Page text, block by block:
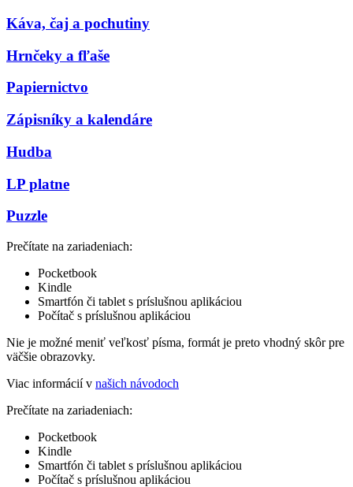
Káva, čaj a pochutiny
Hrnčeky a fľaše
Papiernictvo
Zápisníky a kalendáre
Hudba
LP platne
Puzzle
Prečítate na zariadeniach:
Pocketbook
Kindle
Smartfón či tablet s príslušnou aplikáciou
Počítač s príslušnou aplikáciou
Nie je možné meniť veľkosť písma, formát je preto vhodný skôr pre
väčšie obrazovky.
Viac informácií v našich návodoch
Prečítate na zariadeniach:
Pocketbook
Kindle
Smartfón či tablet s príslušnou aplikáciou
Počítač s príslušnou aplikáciou